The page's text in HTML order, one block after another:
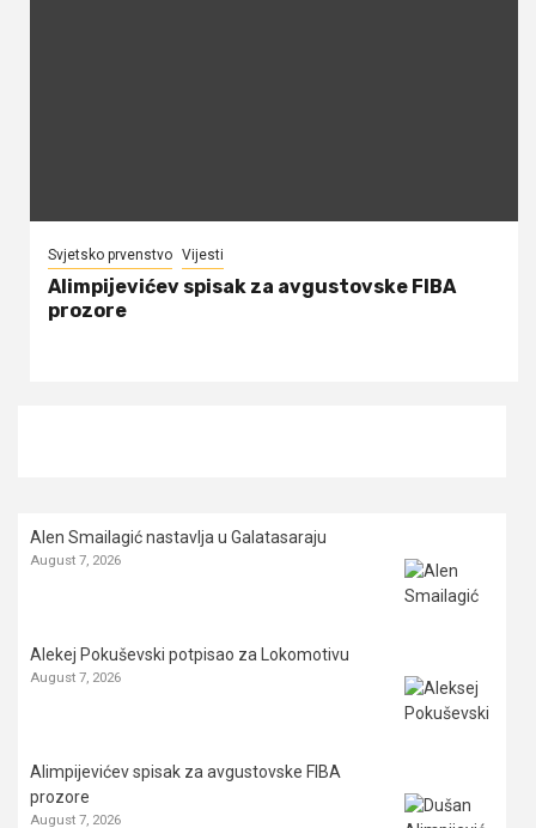
Svjetsko prvenstvo Vijesti
Alimpijevićev spisak za avgustovske FIBA
prozore
Alen Smailagić nastavlja u Galatasaraju
August 7, 2026
Alekej Pokuševski potpisao za Lokomotivu
August 7, 2026
Alimpijevićev spisak za avgustovske FIBA
prozore
August 7, 2026